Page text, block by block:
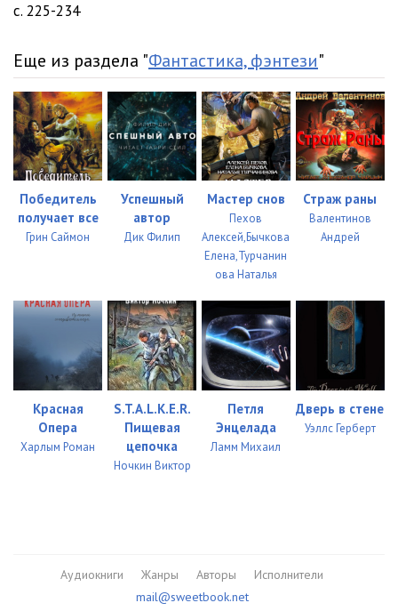
004
005
006 04:57
007 04:56
008 04:55
009 04:58
010 04:58
012 04:56
013 04:59
014 04:58
015 04:59
016
c. 225-234
Еще из раздела "Фантастика, фэнтези"
Победитель
получает все
Грин Саймон
Успешный
автор
Дик Филип
Мастер снов
Пехов
Алексей,Бычкова
Елена,Турчанин
ова Наталья
Страж раны
Валентинов
Андрей
Красная
Опера
Харлым Роман
S.T.A.L.K.E.R.
Пищевая
цепочка
Ночкин Виктор
Петля
Энцелада
Ламм Михаил
Дверь в стене
Уэллс Герберт
Аудиокниги Жанры Авторы
Исполнители
mail@sweetbook.net